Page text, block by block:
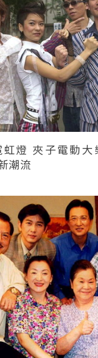
燈 夾子電動大
潮流